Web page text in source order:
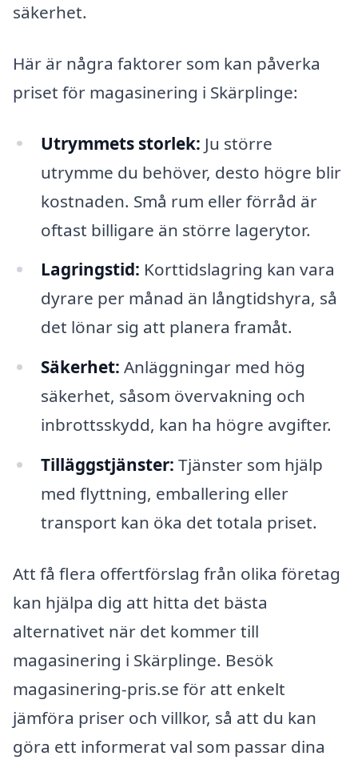
säkerhet.
Här är några faktorer som kan påverka
priset för magasinering i Skärplinge:
Utrymmets storlek: Ju större
utrymme du behöver, desto högre blir
kostnaden. Små rum eller förråd är
oftast billigare än större lagerytor.
Lagringstid: Korttidslagring kan vara
dyrare per månad än långtidshyra, så
det lönar sig att planera framåt.
Säkerhet: Anläggningar med hög
säkerhet, såsom övervakning och
inbrottsskydd, kan ha högre avgifter.
Tilläggstjänster: Tjänster som hjälp
med flyttning, emballering eller
transport kan öka det totala priset.
Att få flera offertförslag från olika företag
kan hjälpa dig att hitta det bästa
alternativet när det kommer till
magasinering i Skärplinge. Besök
magasinering-pris.se för att enkelt
jämföra priser och villkor, så att du kan
göra ett informerat val som passar dina